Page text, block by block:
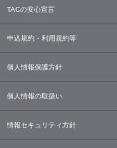
TACの安心宣言
申込規約・利用規約等
個人情報保護方針
個人情報の取扱い
情報セキュリティ方針